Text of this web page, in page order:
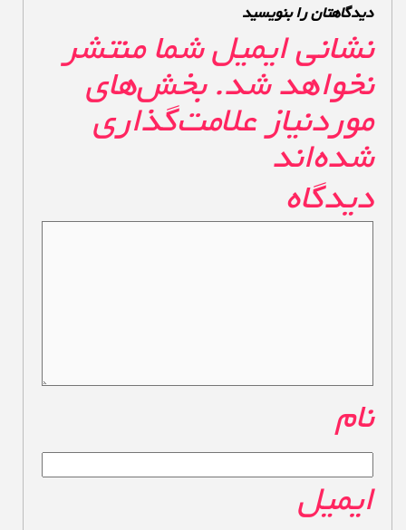
دیدگاهتان را بنویسید
نشانی ایمیل شما منتشر
نخواهد شد.بخش‌های
موردنیاز علامت‌گذاری
شده‌اند*
دیدگاه*
نام*
ایمیل*